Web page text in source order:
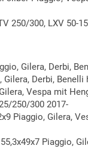
250/300, LXV 50-
Gilera, Derbi,
Derbi, Benelli
Vespa mit
250/300 2017-
Piaggio, Gilera,
Piaggio,